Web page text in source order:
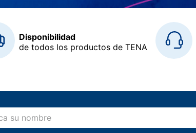
Disponibilidad
de todos los productos de TENA